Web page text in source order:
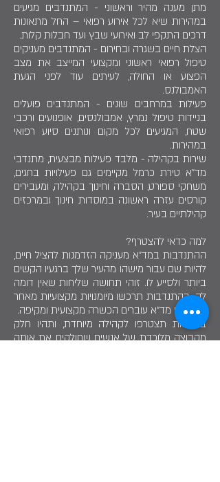
מתן מענה מהיר וראשוני - המתנדבים מגיעים
במהירות שיא לכל אירוע רפואי – החל מתאונות
דרכים התקפי לב ואירועי שבץ ועד חבלות קלות.
הצלת חיים בשגרה ובחירום - המתנדבים מעניקים
טיפול רפואי ראשוני ומקצועי המייצב את מצב
הפצוע או החולה, לעיתים עוד לפני הגעת
האמבולנס.
פעילות במרחבים שונים - המתנדבים פועלים
בניידות טיפול נמרץ, אמבולנסים, אופנועים ורכבי
שטח, המגיעים לכל מקום ונותנים סיוע רפואי
במהירות.
שירות בקהילה - מלבד פעילות מבצעית, מתנדבי
מד"א טירת כרמל מקיימים גם פעילויות בחגים,
משחקי ספורט, הסברה וחינוך בקהילה, ומעבירים
קורסים עזרה ראשונה במוסדות חינוך ובמרכזים
קהילתיים בעיר.
למה כדאי להצטרף?
ההתנדבות במד"א מעניקה הזדמנות להציל חיים,
להיות שם עבור מישהו מהעיר שלך ברגעיו הקשים
ביותר ולסייע לו. זוהי תחושה שליחות שאין דומה
לה. בהתנדבות תרכשו מיומנויות מקצועיות מאחר
ומתנדבי מד"א עוברים הכשרה מקצועית ומקיפה.
בפעילות תצטרפו לקהילה מיוחדת, ותהיו חלק
מקבוצה מלוכדת של אנשים שחולקים את אותה